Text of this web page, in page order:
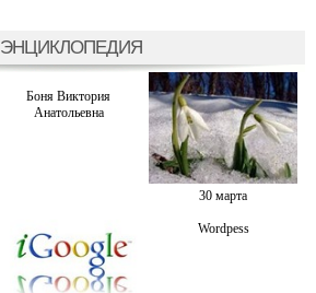
ЭНЦИКЛОПЕДИЯ
Боня Виктория
Анатольевна
30 марта
Wordpess